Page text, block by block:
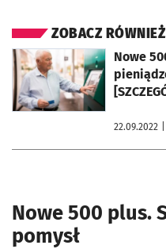
ZOBACZ RÓWNIEŻ
Nowe
22.09.2022
otworzy się w nowej karcie
Nowe 500 plus.
pomysł